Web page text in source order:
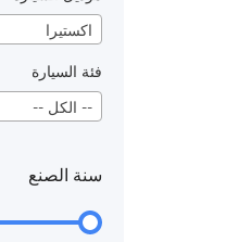
اكستيرا
فئة السيارة
-- الكل --
سنة الصنع